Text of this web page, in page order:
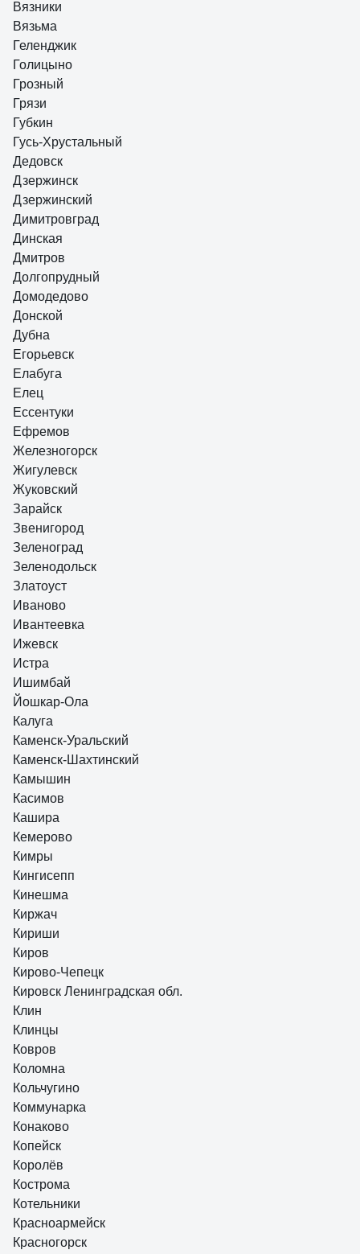
Вязники
Вязьма
Геленджик
Голицыно
Грозный
Грязи
Губкин
Гусь-Хрустальный
Дедовск
Дзержинск
Дзержинский
Димитровград
Динская
Дмитров
Долгопрудный
Домодедово
Донской
Дубна
Егорьевск
Елабуга
Елец
Ессентуки
Ефремов
Железногорск
Жигулевск
Жуковский
Зарайск
Звенигород
Зеленоград
Зеленодольск
Златоуст
Иваново
Ивантеевка
Ижевск
Истра
Ишимбай
Йошкар-Ола
Калуга
Каменск-Уральский
Каменск-Шахтинский
Камышин
Касимов
Кашира
Кемерово
Кимры
Кингисепп
Кинешма
Киржач
Кириши
Киров
Кирово-Чепецк
Кировск Ленинградская обл.
Клин
Клинцы
Ковров
Коломна
Кольчугино
Коммунарка
Конаково
Копейск
Королёв
Кострома
Котельники
Красноармейск
Красногорск